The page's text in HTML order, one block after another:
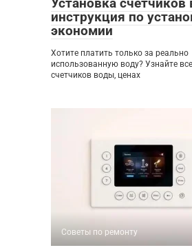
инструкция по
экономии
Хотите платить только за реально
использованную воду? Узнайте
счетчиков воды, ценах
Советы по ремонту